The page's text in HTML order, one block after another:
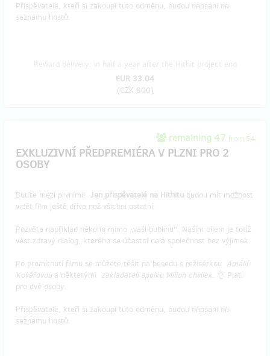
Přispěvatele, kteří si zakoupí tuto odměnu, budou napsáni na
seznamu hostů.
EUR 33.04
(CZK 800)
remaining 47 from 54
EXKLUZIVNÍ PŘEDPREMIÉRA V PLZNI PRO 2
OSOBY
Buďte mezi prvními! Jen přispěvatelé na Hithitu budou mít možnost
vidět film ještě dříve než všichni ostatní.
Pozvěte například někoho mimo „vaši bublinu“. Našim cílem je totiž
vést zdravý dialog, kterého se účastní celá společnost bez výjimek.
Po promítnutí filmu se můžete těšit na besedu s režisérkou Amálií
Kovářovou a některými zakladateli spolku Milion chvilek. 👌 Platí
pro dvě osoby.
Přispěvatele, kteří si zakoupí tuto odměnu, budou napsáni na
seznamu hostů.